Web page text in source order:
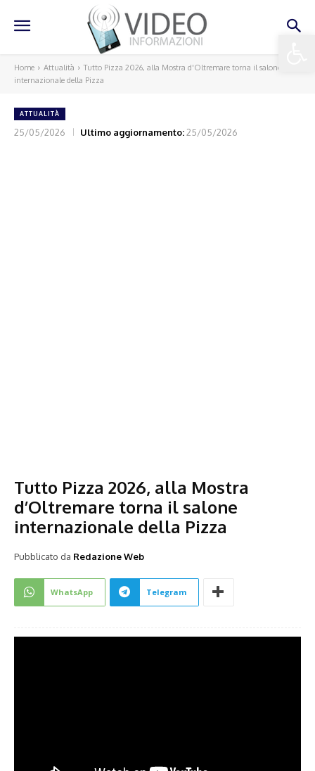
Home Attualità
Tutto Pizza 2026, alla Mostra d'Oltremare torna il salone
internazionale della Pizza
ATTUALITÀ
25/05/2026 Ultimo aggiornamento:25/05/2026
Tutto Pizza 2026, alla Mostra
d’Oltremare torna il salone
internazionale della Pizza
Pubblicato da Redazione Web
WhatsApp Telegram